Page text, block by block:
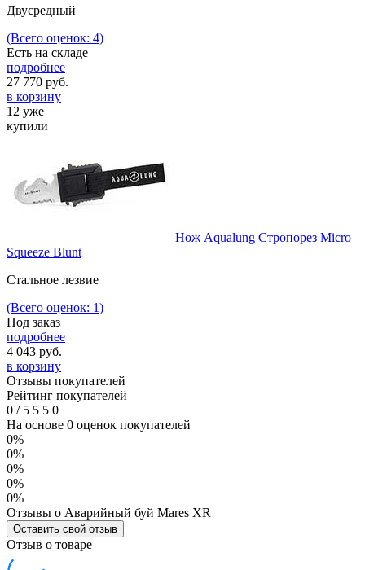
Двусредный
(Всего оценок: 4)
Есть на складе
подробнее
27 770 руб.
в корзину
12 уже
купили
Нож Aqualung Стропорез Micro
Squeeze Blunt
Стальное лезвие
(Всего оценок: 1)
Под заказ
подробнее
4 043 руб.
в корзину
Отзывы покупателей
Рейтинг покупателей
0 /5 5 5 0
На основе 0 оценок покупателей
0%
0%
0%
0%
0%
Отзывы о Аварийный буй Mares XR
Оставить свой отзыв
Отзыв о товаре